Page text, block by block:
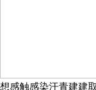
想感触感染汗青建建